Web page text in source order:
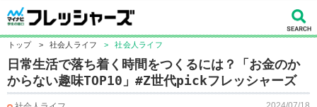
トップ > 社会人ライフ > 社会人ライフ
日常生活で落ち着く時間をつくるには？「お金のか
からない趣味TOP10」#Z世代pickフレッシャーズ